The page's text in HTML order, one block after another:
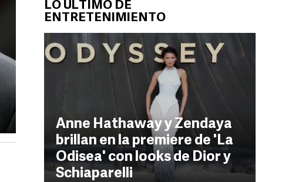
LO ÚLTIMO DE
ENTRETENIMIENTO
Anne Hathaway y Zendaya
brillan en la premiere de 'La
Odisea' con looks de Dior y
Schiaparelli